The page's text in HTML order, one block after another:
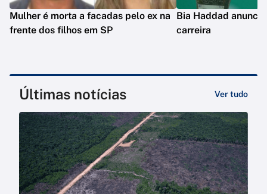
Mulher é morta a facadas pelo ex na
frente dos filhos em SP
Bia Haddad
carreira
Últimas notícias Ver tudo